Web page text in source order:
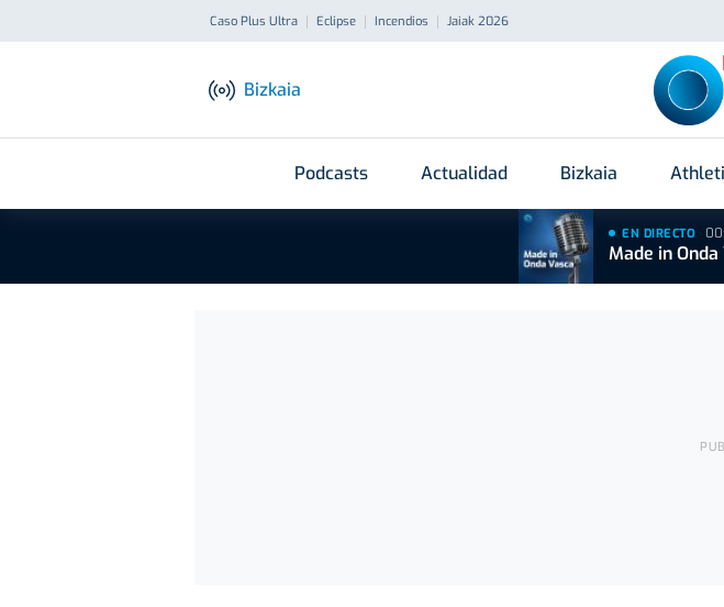
Caso Plus Ultra Eclipse Incendios Jaiak 2026
Bizkaia
Podcasts Actualidad Bizkaia
EN DIRECTO
Made in Onda